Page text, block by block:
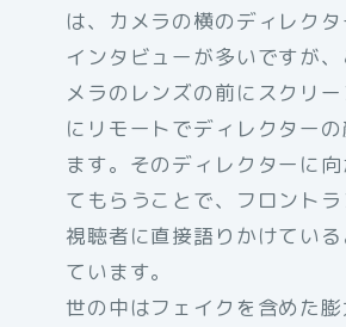
は、カメラの横のディレク
インタビューが多いですが
メラのレンズの前にスクリ
にリモートでディレクター
ます。そのディレクターに
てもらうことで、フロント
視聴者に直接語りかけてい
ています。
世の中はフェイクを含めた